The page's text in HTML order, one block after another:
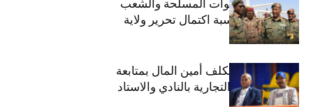
الهلال يهنئ القوات المسلحة والشعب
السوداني بمناسبة اكتمال تحرير ولاية
الخرطوم
مجلس الهلال يكلف أمين المال بمتابعة
ملف المحلات التجارية بالنادي والاستاد